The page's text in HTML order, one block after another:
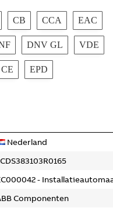
CB CCA EAC
DNV GL VDE
EPD
Nederland
-
Componenten